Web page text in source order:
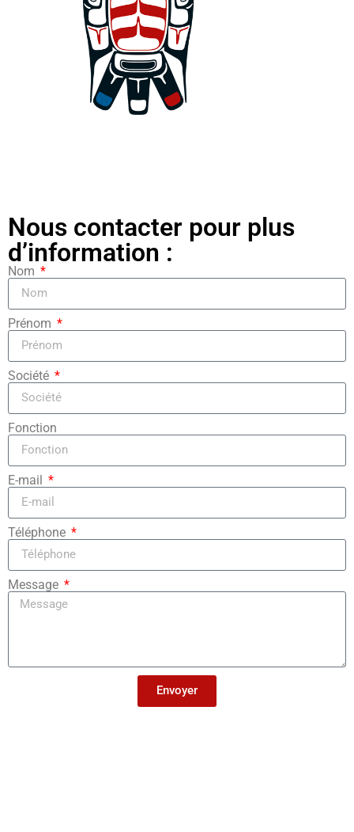
Nous contacter pour plus
d’information :
Nom
Prénom
Société
Fonction
E-mail
Téléphone
Message
Envoyer